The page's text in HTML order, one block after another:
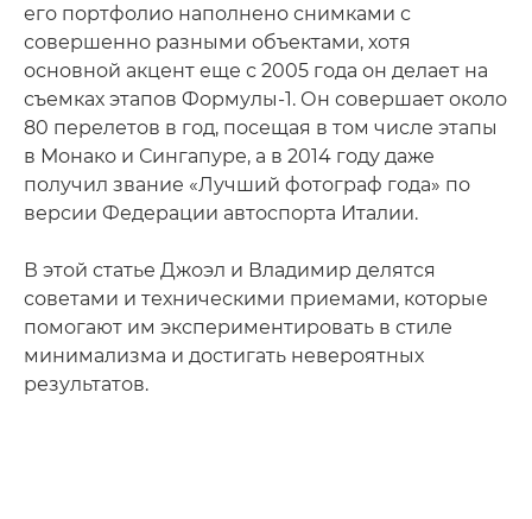
его портфолио наполнено снимками с
совершенно разными объектами, хотя
основной акцент еще с 2005 года он делает на
съемках этапов Формулы-1. Он совершает около
80 перелетов в год, посещая в том числе этапы
в Монако и Сингапуре, а в 2014 году даже
получил звание «Лучший фотограф года» по
версии Федерации автоспорта Италии.
В этой статье Джоэл и Владимир делятся
советами и техническими приемами, которые
помогают им экспериментировать в стиле
минимализма и достигать невероятных
результатов.